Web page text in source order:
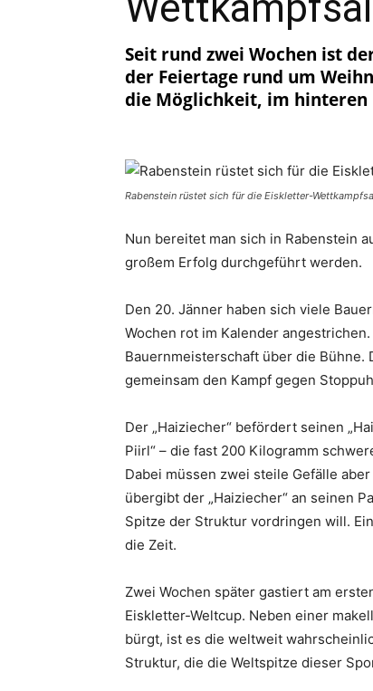
Seit rund zwei Wochen ist
der Feiertage rund um
die Möglichkeit, im hinteren
Rabenstein rüstet sich für die Eiskletter-
Nun bereitet man sich in Rabenstein
großem Erfolg durchgeführt werden.
Den 20. Jänner haben sich viele
Wochen rot im Kalender
Bauernmeisterschaft über die
gemeinsam den Kampf gegen
Der „Haiziecher“ befördert seinen
Piirl“ – die fast 200 Kilogramm
Dabei müssen zwei steile Gefälle
übergibt der „Haiziecher“ an seinen
Spitze der Struktur vordringen will.
die Zeit.
Zwei Wochen später gastiert am
Eiskletter-Weltcup. Neben einer
bürgt, ist es die weltweit
Struktur, die die Weltspitze dieser